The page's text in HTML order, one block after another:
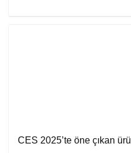
CES 2025’te öne çıkan